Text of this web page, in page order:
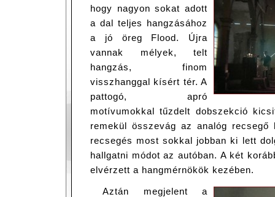
hogy nagyon sokat adott
a dal teljes hangzásához
a jó öreg Flood. Újra
vannak mélyek, telt
hangzás, finom
visszhanggal kísért tér. A
pattogó, apró
motívumokkal tűzdelt dobszekció
remekül összevág az analóg recsegő
recsegés most sokkal jobban ki lett
hallgatni módot az autóban. A két
elvérzett a hangmérnökök kezében.
Aztán megjelent a